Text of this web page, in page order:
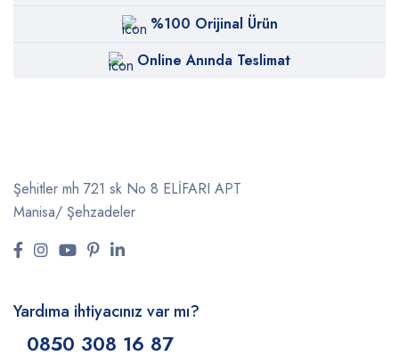
%100 Orijinal Ürün
Online Anında Teslimat
Şehitler mh 721 sk No 8 ELİFARI APT
Manisa/ Şehzadeler
Yardıma ihtiyacınız var mı?
0850 308 16 87